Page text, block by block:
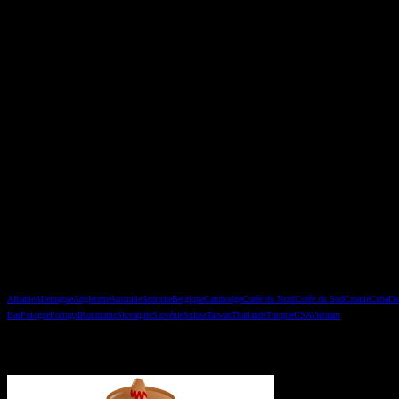
AlbanieAllemagneAngleterreAustralieAutricheBelgiqueCambodgeCorée du NordCorée du SudCroatieCuba
BasPolognePortugalRoumanieSlovaquieSlovénieSuisseTaiwanThaïlandeTurquieUSAVietnam